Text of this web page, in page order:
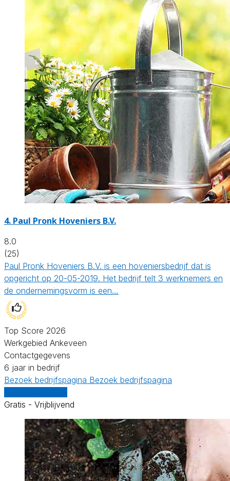
4. Paul Pronk Hoveniers B.V.
8.0
(25)
Paul Pronk Hoveniers B.V. is een hoveniersbedrijf dat is
opgericht op 20-05-2019. Het bedrijf telt 3 werknemers en
de ondernemingsvorm is een…
Top Score 2026
Werkgebied Ankeveen
Contactgegevens
6 jaar in bedrijf
Bezoek bedrijfspagina Bezoek bedrijfspagina
Gratis - Vrijblijvend